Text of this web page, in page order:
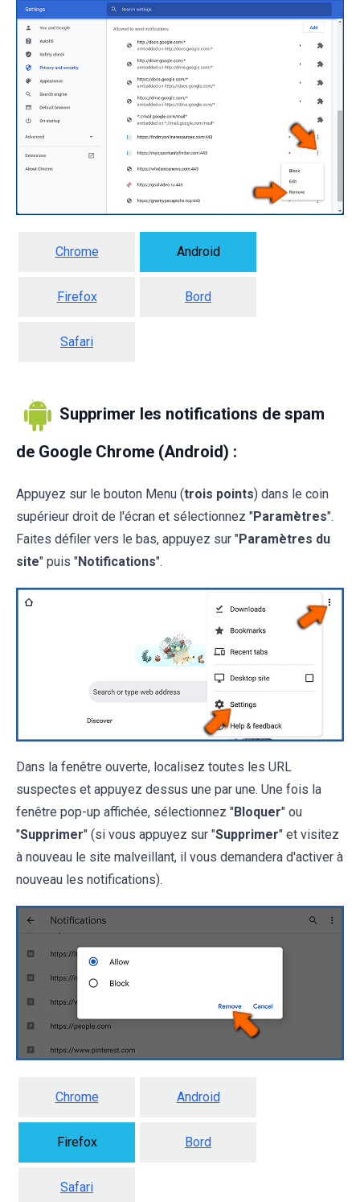
Chrome Android
Firefox Bord
Safari
Supprimer les notifications de spam
de Google Chrome (Android) :
Appuyez sur le bouton Menu (trois points) dans le coin
supérieur droit de l'écran et sélectionnez "Paramètres".
Faites défiler vers le bas, appuyez sur "Paramètres du
site" puis "Notifications".
Dans la fenêtre ouverte, localisez toutes les URL
suspectes et appuyez dessus une par une. Une fois la
fenêtre pop-up affichée, sélectionnez "Bloquer" ou
"Supprimer" (si vous appuyez sur "Supprimer" et visitez
à nouveau le site malveillant, il vous demandera d'activer à
nouveau les notifications).
Chrome Android
Firefox Bord
Safari